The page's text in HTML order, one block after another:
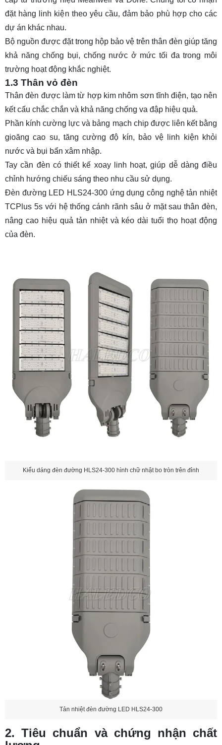
đặt hàng linh kiện theo yêu cầu, đảm bảo phù hợp cho các
dự án khác nhau.
Bộ nguồn được đặt trong hộp bảo vệ trên thân đèn giúp tăng
khả năng chống bụi, chống nước ở mức tối đa trong môi
trường hoạt động khắc nghiệt.
1.3 Thân vỏ đèn
Thân đèn được làm từ hợp kim nhôm sơn tĩnh điện, tạo nên
kết cấu chắc chắn và khả năng chống va đập hiệu quả.
Phần kính cường lực và bảng mạch chip được liên kết bằng
gioăng cao su, tăng cường độ kín, bảo vệ linh kiện khỏi
nước và bụi bẩn xâm nhập.
Tay cần đèn có thiết kế xoay linh hoạt, giúp dễ dàng điều
chỉnh hướng chiếu sáng theo nhu cầu sử dụng.
Đèn đường LED HLS24-300 ứng dụng công nghệ tản nhiệt
TCPlus 5s với hệ thống cánh rãnh sâu ở mặt sau thân đèn,
nâng cao hiệu quả tản nhiệt và kéo dài tuổi thọ hoạt động
của đèn.
Kiểu dáng đèn đường HLS24-300 hình chữ nhật bo tròn trên đỉnh
Tản nhiệt đèn đường LED HLS24-300
2. Tiêu chuẩn và chứng nhận chất